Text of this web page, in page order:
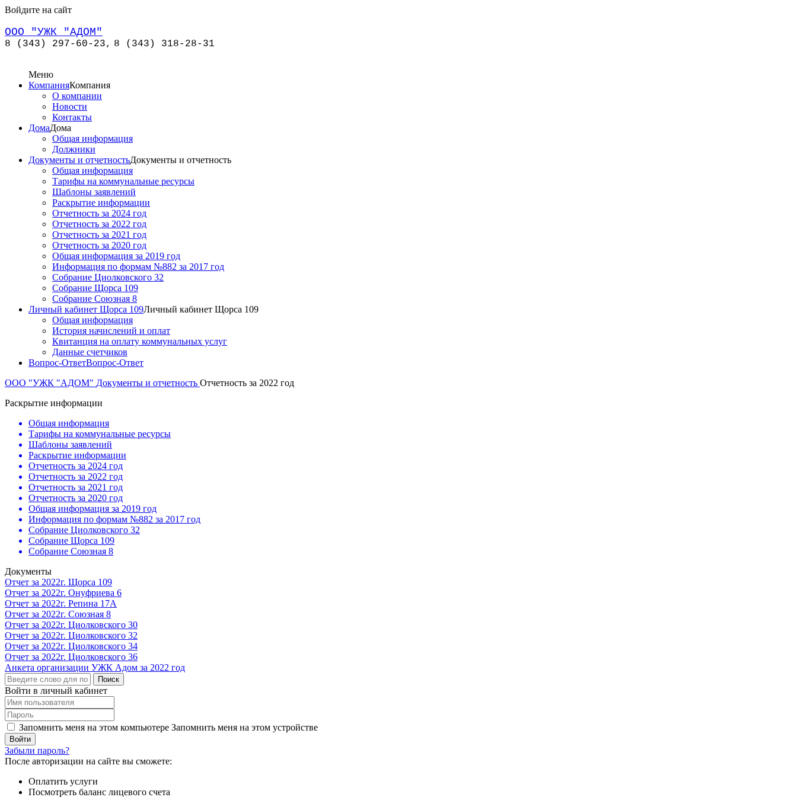
Войдите на сайт
ООО "УЖК "АДОМ"
8 (343) 297-60-23, 8 (343) 318-28-31
Меню
КомпанияКомпания
О компании
Новости
Контакты
ДомаДома
Общая информация
Должники
Документы и отчетностьДокументы и отчетность
Общая информация
Тарифы на коммунальные ресурсы
Шаблоны заявлений
Раскрытие информации
Отчетность за 2024 год
Отчетность за 2022 год
Отчетность за 2021 год
Отчетность за 2020 год
Общая информация за 2019 год
Информация по формам №882 за 2017 год
Собрание Циолковского 32
Собрание Щорса 109
Собрание Союзная 8
Личный кабинет Щорса 109Личный кабинет Щорса 109
Общая информация
История начислений и оплат
Квитанция на оплату коммунальных услуг
Данные счетчиков
Вопрос-ОтветВопрос-Ответ
ООО "УЖК "АДОМ" Документы и отчетность Отчетность за 2022 год
Раскрытие информации
Общая информация
Тарифы на коммунальные ресурсы
Шаблоны заявлений
Раскрытие информации
Отчетность за 2024 год
Отчетность за 2022 год
Отчетность за 2021 год
Отчетность за 2020 год
Общая информация за 2019 год
Информация по формам №882 за 2017 год
Собрание Циолковского 32
Собрание Щорса 109
Собрание Союзная 8
Документы
Отчет за 2022г. Щорса 109
Отчет за 2022г. Онуфриева 6
Отчет за 2022г. Репина 17А
Отчет за 2022г. Союзная 8
Отчет за 2022г. Циолковского 30
Отчет за 2022г. Циолковского 32
Отчет за 2022г. Циолковского 34
Отчет за 2022г. Циолковского 36
Анкета организации УЖК Адом за 2022 год
Поиск
Войти в личный кабинет
Запомнить меня на этом компьютере Запомнить меня на этом устройстве
Забыли пароль?
После авторизации на сайте вы сможете:
Оплатить услуги
Посмотреть баланс лицевого счета